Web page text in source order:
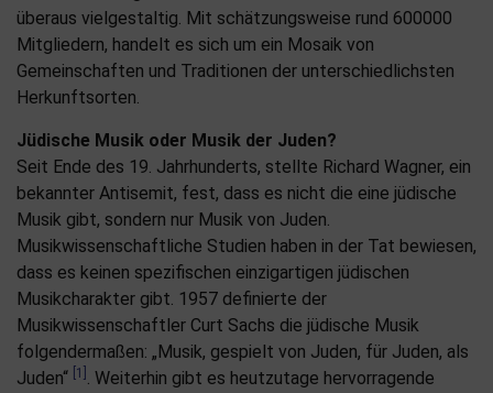
überaus vielgestaltig. Mit schätzungsweise rund 600000
Mitgliedern, handelt es sich um ein Mosaik von
Gemeinschaften und Traditionen der unterschiedlichsten
Herkunftsorten.
Jüdische Musik oder Musik der Juden?
Seit Ende des 19. Jahrhunderts, stellte Richard Wagner, ein
bekannter Antisemit, fest, dass es nicht die eine jüdische
Musik gibt, sondern nur Musik von Juden.
Musikwissenschaftliche Studien haben in der Tat bewiesen,
dass es keinen spezifischen einzigartigen jüdischen
Musikcharakter gibt. 1957 definierte der
Musikwissenschaftler Curt Sachs die jüdische Musik
folgendermaßen: „Musik, gespielt von Juden, für Juden, als
Juden“ [1] . Weiterhin gibt es heutzutage hervorragende